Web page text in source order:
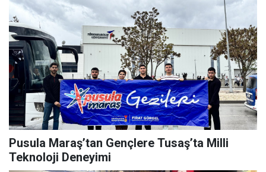
Pusula Maraş’tan Gençlere Tusaş’ta Milli
Teknoloji Deneyimi